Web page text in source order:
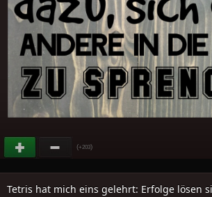
(+203)
Tetris hat mich eins gelehrt: Erfolge lösen